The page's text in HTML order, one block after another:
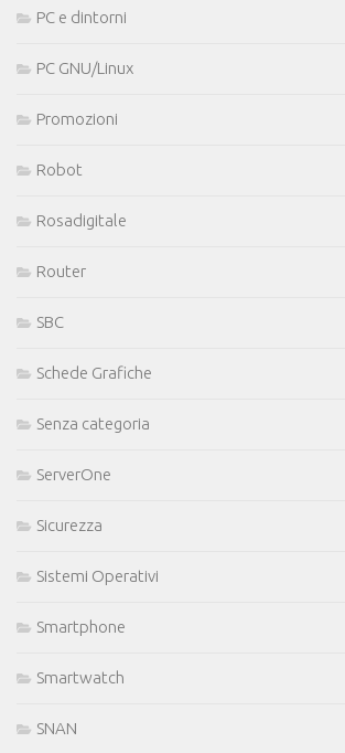
PC e dintorni
PC GNU/Linux
Promozioni
Robot
Rosadigitale
Router
SBC
Schede Grafiche
Senza categoria
ServerOne
Sicurezza
Sistemi Operativi
Smartphone
Smartwatch
SNAN